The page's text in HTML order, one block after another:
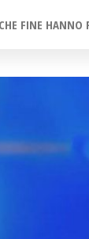
FINE HANNO